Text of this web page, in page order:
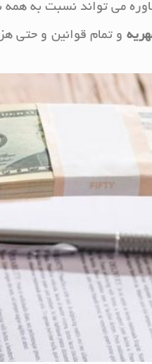
می تواند نسبت به همه
و تمام قوانین و حتی